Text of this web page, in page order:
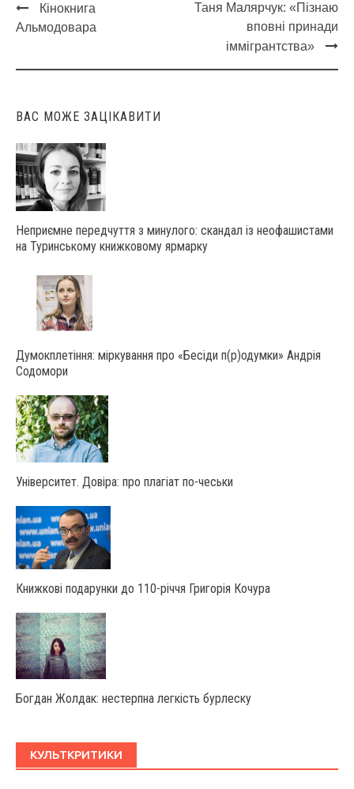
Post
Кінокнига
Альмодовара
Таня Малярчук: «Пізнаю
вповні принади
іммігрантства»
ВАС МОЖЕ ЗАЦІКАВИТИ
Неприємне передчуття з минулого: скандал із неофашистами
на Туринському книжковому ярмарку
Думокплетіння: міркування про «Бесіди п(р)одумки» Андрія
Содомори
Університет. Довіра: про плагіат по-чеськи
Книжкові подарунки до 110-річчя Григорія Кочура
Богдан Жолдак: нестерпна легкість бурлеску
КУЛЬТКРИТИКИ